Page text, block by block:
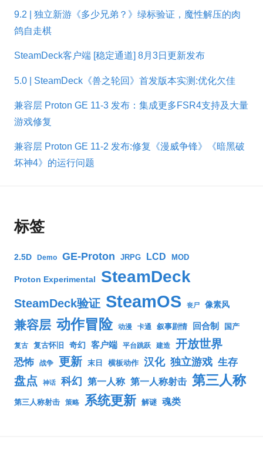
9.2 | 独立新游《多少兄弟？》绿标验证，魔性解压的肉
鸽自走棋
SteamDeck客户端 [稳定通道] 8月3日更新发布
5.0 | SteamDeck《兽之轮回》首发版本实测:优化欠佳
兼容层 Proton GE 11-3 发布：集成更多FSR4支持及大量
游戏修复
兼容层 Proton GE 11-2 发布:修复《漫威争锋》《暗黑破
坏神4》的运行问题
标签
2.5D Demo GE-Proton JRPG LCD MOD
Proton Experimental SteamDeck
SteamDeck验证 SteamOS 丧尸 像素风
兼容层 动作冒险 动漫 卡通 叙事剧情 回合制 国产
复古 复古怀旧 奇幻 客户端 平台跳跃 建造 开放世界
恐怖 战争 更新 末日 横板动作 汉化 独立游戏 生存
盘点 神话 科幻 第一人称 第一人称射击 第三人称
第三人称射击 策略 系统更新 解谜 魂类